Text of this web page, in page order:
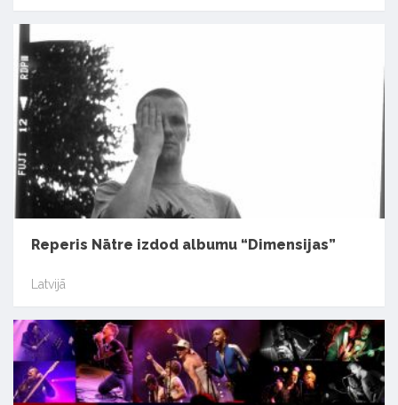
Reperis Nātre izdod albumu “Dimensijas”
Latvijā